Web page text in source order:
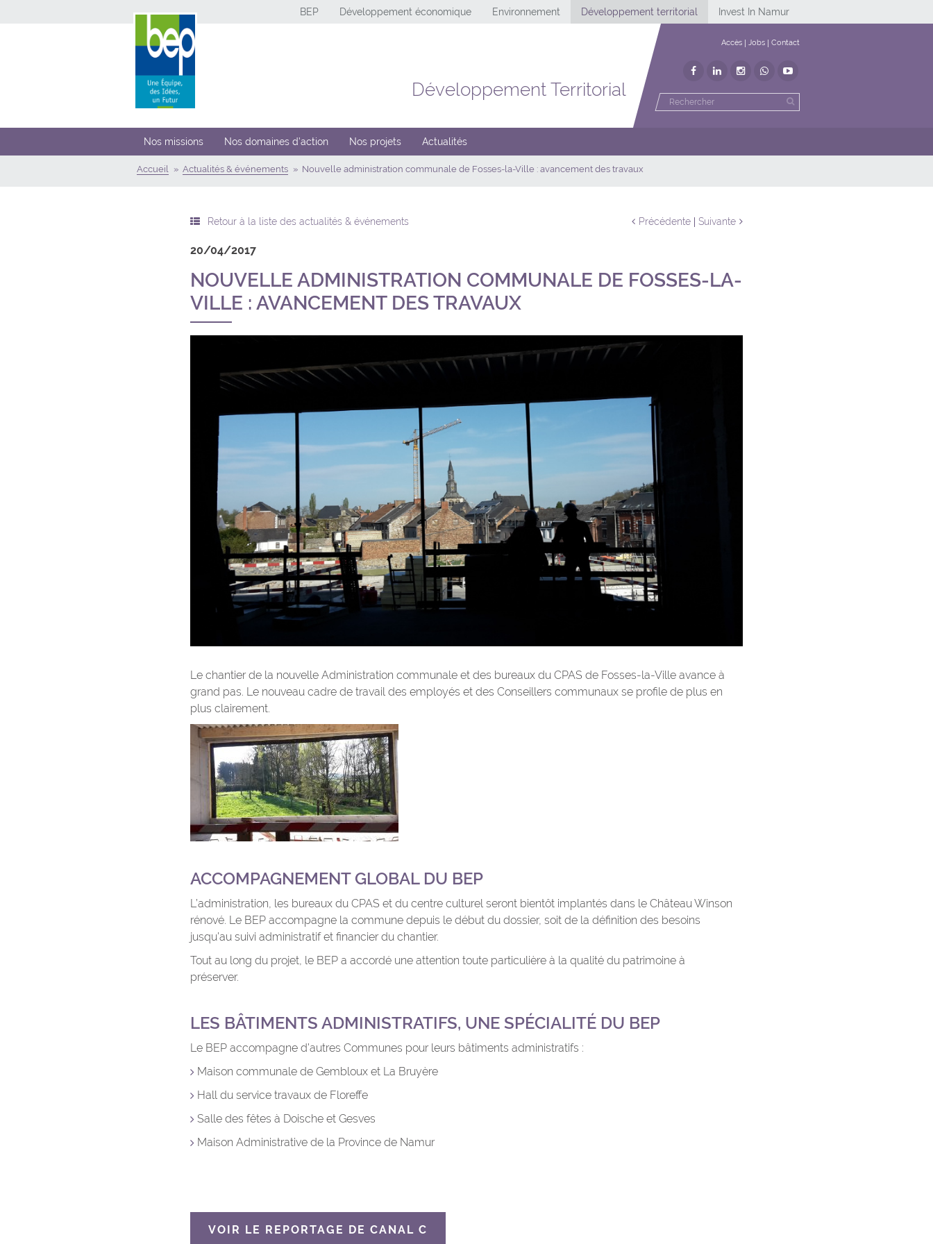
BEP Développement économique Environnement Développement territorial Invest In Namur
Développement Territorial
Accès Jobs Contact
Nos missions Nos domaines d’action Nos projets Actualités
Accueil Actualités & événements Nouvelle administration communale de Fosses-la-Ville : avancement des travaux
Retour à la liste des actualités & événements Suivante
Précédente
20/04/2017
NOUVELLE ADMINISTRATION COMMUNALE DE FOSSES-LA-
VILLE : AVANCEMENT DES TRAVAUX
Le chantier de la nouvelle Administration communale et des bureaux du CPAS de Fosses-la-Ville avance à
grand pas. Le nouveau cadre de travail des employés et des Conseillers communaux se profile de plus en
plus clairement.
ACCOMPAGNEMENT GLOBAL DU BEP
L’administration, les bureaux du CPAS et du centre culturel seront bientôt implantés dans le Château Winson
rénové. Le BEP accompagne la commune depuis le début du dossier, soit de la définition des besoins
jusqu’au suivi administratif et financier du chantier.
Tout au long du projet, le BEP a accordé une attention toute particulière à la qualité du patrimoine à
préserver.
LES BÂTIMENTS ADMINISTRATIFS, UNE SPÉCIALITÉ DU BEP
Le BEP accompagne d’autres Communes pour leurs bâtiments administratifs :
Maison communale de Gembloux et La Bruyère
Hall du service travaux de Floreffe
Salle des fêtes à Doische et Gesves
Maison Administrative de la Province de Namur
VOIR LE REPORTAGE DE CANAL C